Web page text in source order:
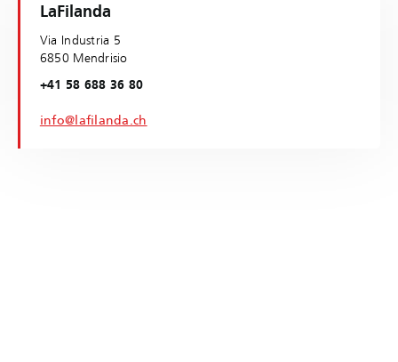
LaFilanda
Via Industria 5
6850 Mendrisio
+41 58 688 36 80
info@lafilanda.ch